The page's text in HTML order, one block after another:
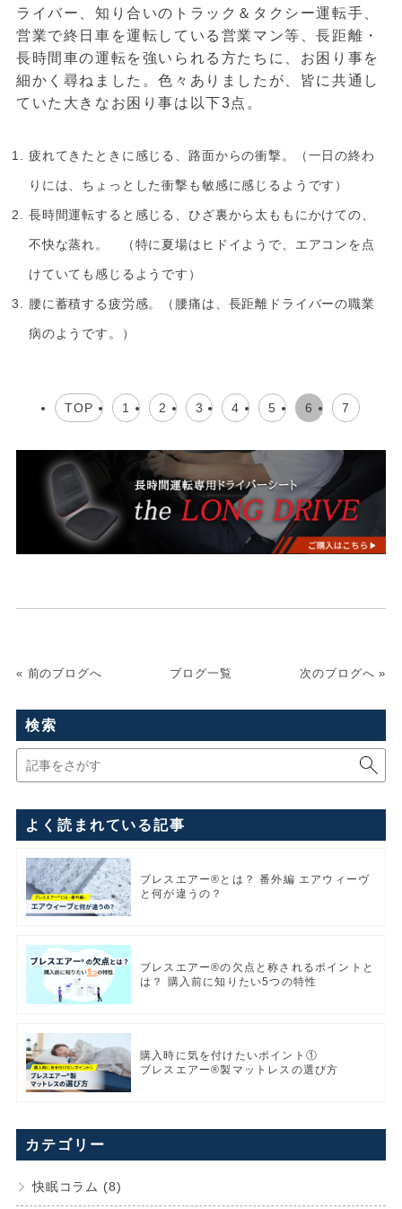
ライバー、知り合いのトラック＆タクシー運転手、
営業で終日車を運転している営業マン等、長距離・
長時間車の運転を強いられる方たちに、お困り事を
細かく尋ねました。色々ありましたが、皆に共通し
ていた大きなお困り事は以下3点。
疲れてきたときに感じる、路面からの衝撃。（一日の終わ
りには、ちょっとした衝撃も敏感に感じるようです）
長時間運転すると感じる、ひざ裏から太ももにかけての、
不快な蒸れ。 （特に夏場はヒドイようで、エアコンを点
けていても感じるようです）
腰に蓄積する疲労感。（腰痛は、長距離ドライバーの職業
病のようです。）
TOP 1 2 3 4 5 6 7
« 前のブログへ ブログ一覧 次のブログへ »
検索
よく読まれている記事
ブレスエアー®とは？ 番外編 エアウィーヴ
と何が違うの？
ブレスエアー®の欠点と称されるポイントと
は？ 購入前に知りたい5つの特性
購入時に気を付けたいポイント①
ブレスエアー®製マットレスの選び方
カテゴリー
快眠コラム (8)